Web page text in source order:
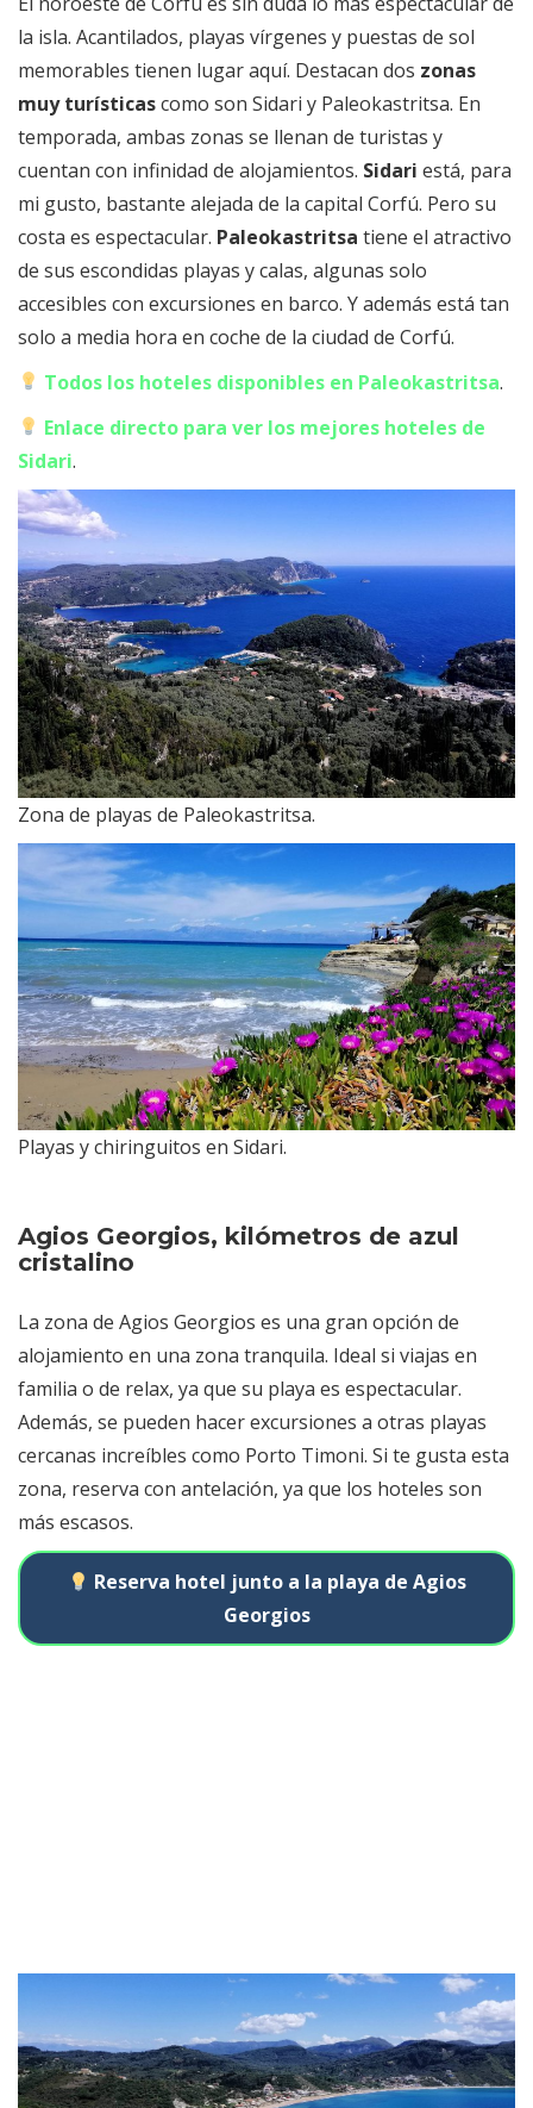
la isla. Acantilados, playas vírgenes y puestas de sol
memorables tienen lugar aquí. Destacan dos zonas
muy turísticascomo son Sidari y Paleokastritsa. En
temporada, ambas zonas se llenan de turistas y
cuentan con infinidad de alojamientos. Sidari está, para
mi gusto, bastante alejada de la capital Corfú. Pero su
costa es espectacular. Paleokastritsa tiene el atractivo
de sus escondidas playas y calas, algunas solo
accesibles con excursiones en barco. Y además está tan
solo a media hora en coche de la ciudad de Corfú.
Todos los hoteles disponibles en Paleokastritsa.
Enlace directo para ver los mejores hoteles de
Sidari.
Zona de playas de Paleokastritsa.
Playas y chiringuitos en Sidari.
Agios Georgios, kilómetros de azul
cristalino
La zona de Agios Georgios es una gran opción de
alojamiento en una zona tranquila. Ideal si viajas en
familia o de relax, ya que su playa es espectacular.
Además, se pueden hacer excursiones a otras playas
cercanas increíbles como Porto Timoni. Si te gusta esta
zona, reserva con antelación, ya que los hoteles son
más escasos.
Reserva hotel junto a la playa de Agios
Georgios